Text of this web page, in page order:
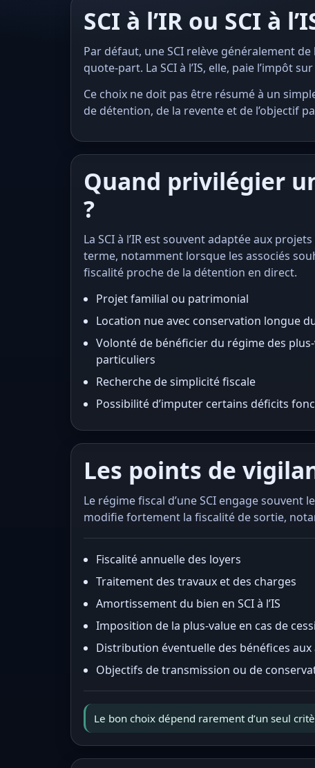
SCI à l’IR ou SCI à
Par défaut, une SCI relève généralement
quote-part. La SCI à l’IS, elle, paie l’impôt
Ce choix ne doit pas être résumé à un
de détention, de la revente et de l’objectif
Quand privilégier
?
La SCI à l’IR est souvent adaptée aux
terme, notamment lorsque les associés
fiscalité proche de la détention en direct.
Projet familial ou patrimonial
Location nue avec conservation longue
Volonté de bénéficier du régime des
particuliers
Recherche de simplicité fiscale
Possibilité d’imputer certains déficits
Les points de
Le régime fiscal d’une SCI engage souvent
modifie fortement la fiscalité de sortie,
Fiscalité annuelle des loyers
Traitement des travaux et des charges
Amortissement du bien en SCI à l’IS
Imposition de la plus-value en cas de
Distribution éventuelle des bénéfices aux
Objectifs de transmission ou de
Le bon choix dépend rarement d’un seul